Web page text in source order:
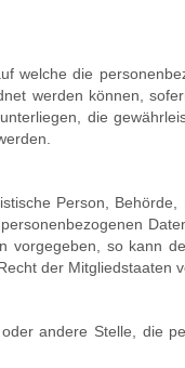
welche die
werden können,
die
Person,
so kann
der Mitgliedstaaten
andere Stelle, die